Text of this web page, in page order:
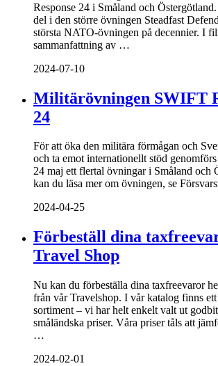
Response 24 i Småland och
del i den större övningen Steadfast
största NATO-övningen på decennier. I
sammanfattning av …
2024-07-10
Militärövningen SWIFT
24
För att öka den militära förmågan och
och ta emot internationellt stöd
24 maj ett flertal övningar i Småland och
kan du läsa mer om övningen, se
2024-04-25
Förbeställ dina
Travel Shop
Nu kan du förbeställa dina taxfreevaror
från vår Travelshop. I vår katalog finns
sortiment – vi har helt enkelt valt ut
småländska priser. Våra priser tåls att
…
2024-02-01